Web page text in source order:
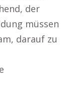
der
müssen
darauf zu